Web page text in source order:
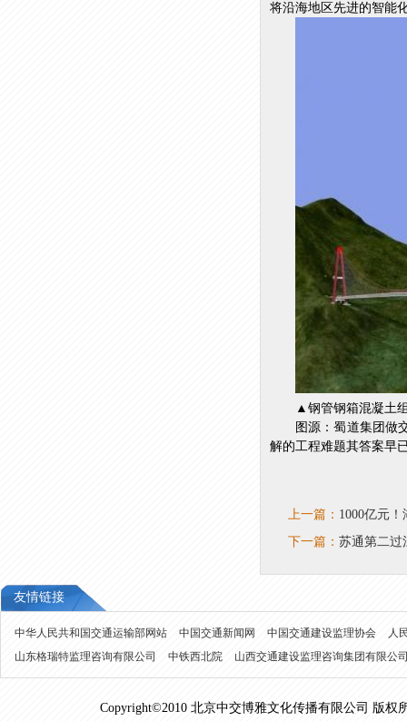
将沿海地区先进的智能
▲钢管钢箱混凝土
图源：蜀道集团做
解的工程难题其答案早
上一篇： 1000亿元
下一篇： 苏通第二过
友情链接
中华人民共和国交通运输部网站 中国交通新闻网 中国交通建设监理协会
人
山东格瑞特监理咨询有限公司
中铁西北院 山西交通建设监理咨询集团有限公
Copyright©2010 北京中交博雅文化传播有限公司 版